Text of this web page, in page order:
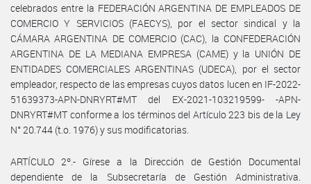
celebrados entre la FEDERACIÓN ARGENTINA DE EMPLEADOS DE
COMERCIO Y SERVICIOS (FAECYS), por el sector sindical y la
CÁMARA ARGENTINA DE COMERCIO (CAC), la CONFEDERACIÓN
ARGENTINA DE LA MEDIANA EMPRESA (CAME) y la UNIÓN DE
ENTIDADES COMERCIALES ARGENTINAS (UDECA), por el sector
empleador, respecto de las empresas cuyos datos lucen en IF-2022-
51639373-APN-DNRYRT#MT del EX-2021-103219599- -APN-
DNRYRT#MT conforme a los términos del Artículo 223 bis de la Ley
N° 20.744 (t.o. 1976) y sus modificatorias.
ARTÍCULO 2º.- Gírese a la Dirección de Gestión Documental
dependiente de la Subsecretaría de Gestión Administrativa.